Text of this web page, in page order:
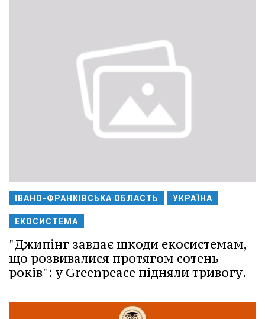
ІВАНО-ФРАНКІВСЬКА ОБЛАСТЬ УКРАЇНА
ЕКОСИСТЕМА
"Джипінг завдає шкоди екосистемам,
що розвивалися протягом сотень
років": у Greenpeace підняли тривогу.